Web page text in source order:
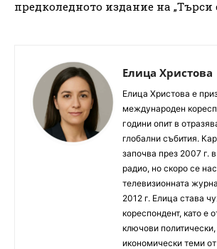
предколедното издание на „Търси
Елица Христова
Елица Христова е
международен
години опит в
глобални събития.
започва през 2007 г.
радио, но скоро се
телевизионната
2012 г. Елица става
кореспондент, като е
ключови
икономически теми